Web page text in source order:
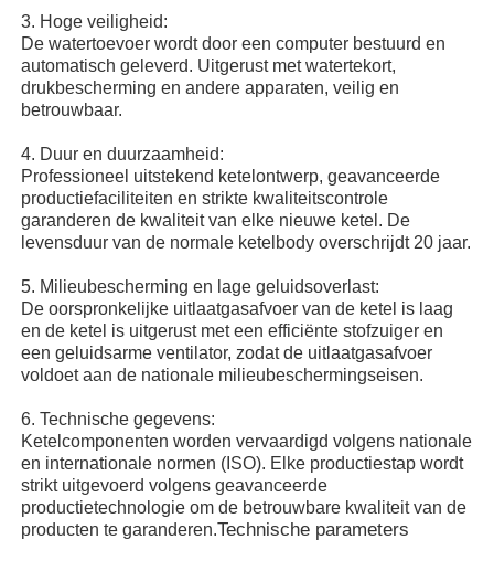
Vacuüminductie Smeltende Oven
aluminium smeltoven
glas aanmakende oven
Plasmaboogoven
de oven van de autobodem
3. Hoge veiligheid:
De watertoevoer wordt door een computer bestuurd en
automatisch geleverd. Uitgerust met watertekort,
drukbescherming en andere apparaten, veilig en
betrouwbaar.
4. Duur en duurzaamheid:
Professioneel uitstekend ketelontwerp, geavanceerde
productiefaciliteiten en strikte kwaliteitscontrole
garanderen de kwaliteit van elke nieuwe ketel. De
levensduur van de normale ketelbody overschrijdt 20 jaar.
5. Milieubescherming en lage geluidsoverlast:
De oorspronkelijke uitlaatgasafvoer van de ketel is laag
en de ketel is uitgerust met een efficiënte stofzuiger en
een geluidsarme ventilator, zodat de uitlaatgasafvoer
voldoet aan de nationale milieubeschermingseisen.
6. Technische gegevens:
Ketelcomponenten worden vervaardigd volgens nationale
en internationale normen (ISO). Elke productiestap wordt
strikt uitgevoerd volgens geavanceerde
productietechnologie om de betrouwbare kwaliteit van de
producten te garanderen.Technische parameters